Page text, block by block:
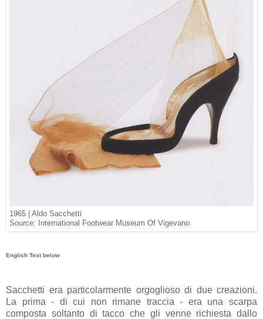
1965 | Aldo Sacchetti
Source: International Footwear Museum Of Vigevano
English Text below
Sacchetti era particolarmente orgoglioso di due creazioni.
La prima - di cui non rimane traccia - era una scarpa
composta soltanto di tacco che gli venne richiesta dallo